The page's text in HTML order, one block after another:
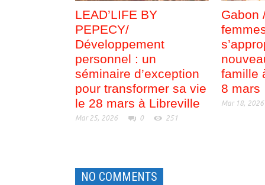
LEAD’LIFE BY
PEPECY/
Développement
personnel : un
séminaire d’exception
pour transformer sa vie
le 28 mars à Libreville
Mar 25, 2026 0 251
Gabon
famille
8 mars
Mar 18, 2026
NO COMMENTS